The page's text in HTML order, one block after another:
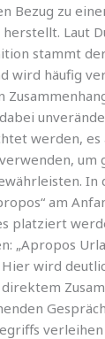
Bezug zu
Laut
stammt
wird häufig
werden,
um
In
am
platziert
„Apropos
wird